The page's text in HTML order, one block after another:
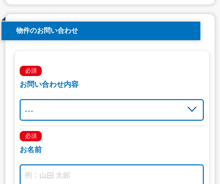
物件のお問い合わせ
必須
お問い合わせ内容
必須
お名前